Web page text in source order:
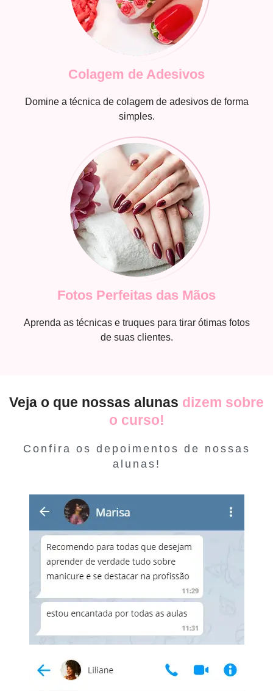
Colagem de Adesivos
Domine a técnica de colagem de adesivos de forma
simples.
Fotos Perfeitas das Mãos
Aprenda as técnicas e truques para tirar ótimas fotos
de suas clientes.
Veja o que nossas alunas dizem sobre
o curso!
Confira os depoimentos de nossas
alunas!